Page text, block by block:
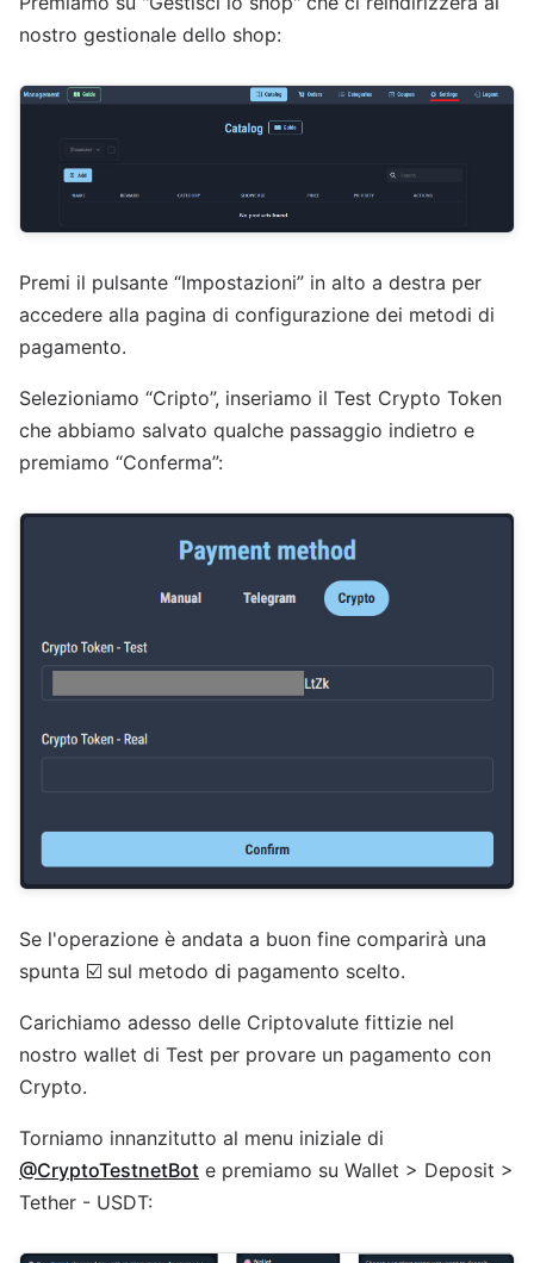
nostro gestionale dello shop:
Premi il pulsante “Impostazioni” in alto a destra per
accedere alla pagina di configurazione dei metodi di
pagamento.
Selezioniamo “Cripto”, inseriamo il Test Crypto Token
che abbiamo salvato qualche passaggio indietro e
premiamo “Conferma”:
Se l'operazione è andata a buon fine comparirà una
spunta ☑️ sul metodo di pagamento scelto.
Carichiamo adesso delle Criptovalute fittizie nel
nostro wallet di Test per provare un pagamento con
Crypto.
Torniamo innanzitutto al menu iniziale di
@CryptoTestnetBot e premiamo su Wallet > Deposit >
Tether - USDT: